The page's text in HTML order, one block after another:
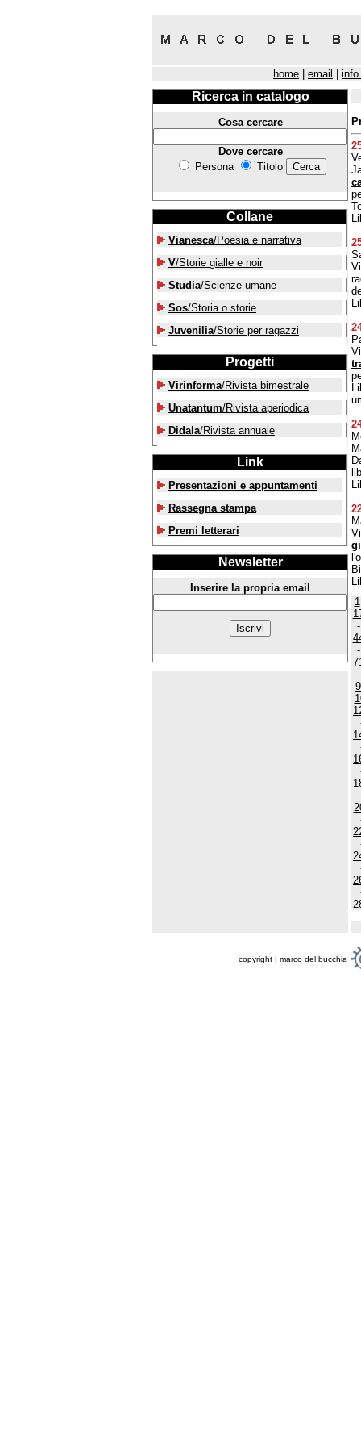
home email info
Ricerca in catalogo
Cosa cercare
Dove cercare
Persona
Titolo
Collane
Vianesca/Poesia e narrativa
V/Storie gialle e noir
Studia/Scienze umane
Sos/Storia o storie
Juvenilia/Storie per ragazzi
Progetti
Virinforma/Rivista bimestrale
Unatantum/Rivista aperiodica
Didala/Rivista annuale
Link
Presentazioni e appuntamenti
Rassegna stampa
Premi letterari
Newsletter
Inserire la propria email
1
copyright | marco del bucchia